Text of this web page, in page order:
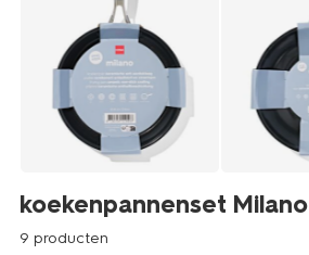
koekenpannenset Milano
9 producten